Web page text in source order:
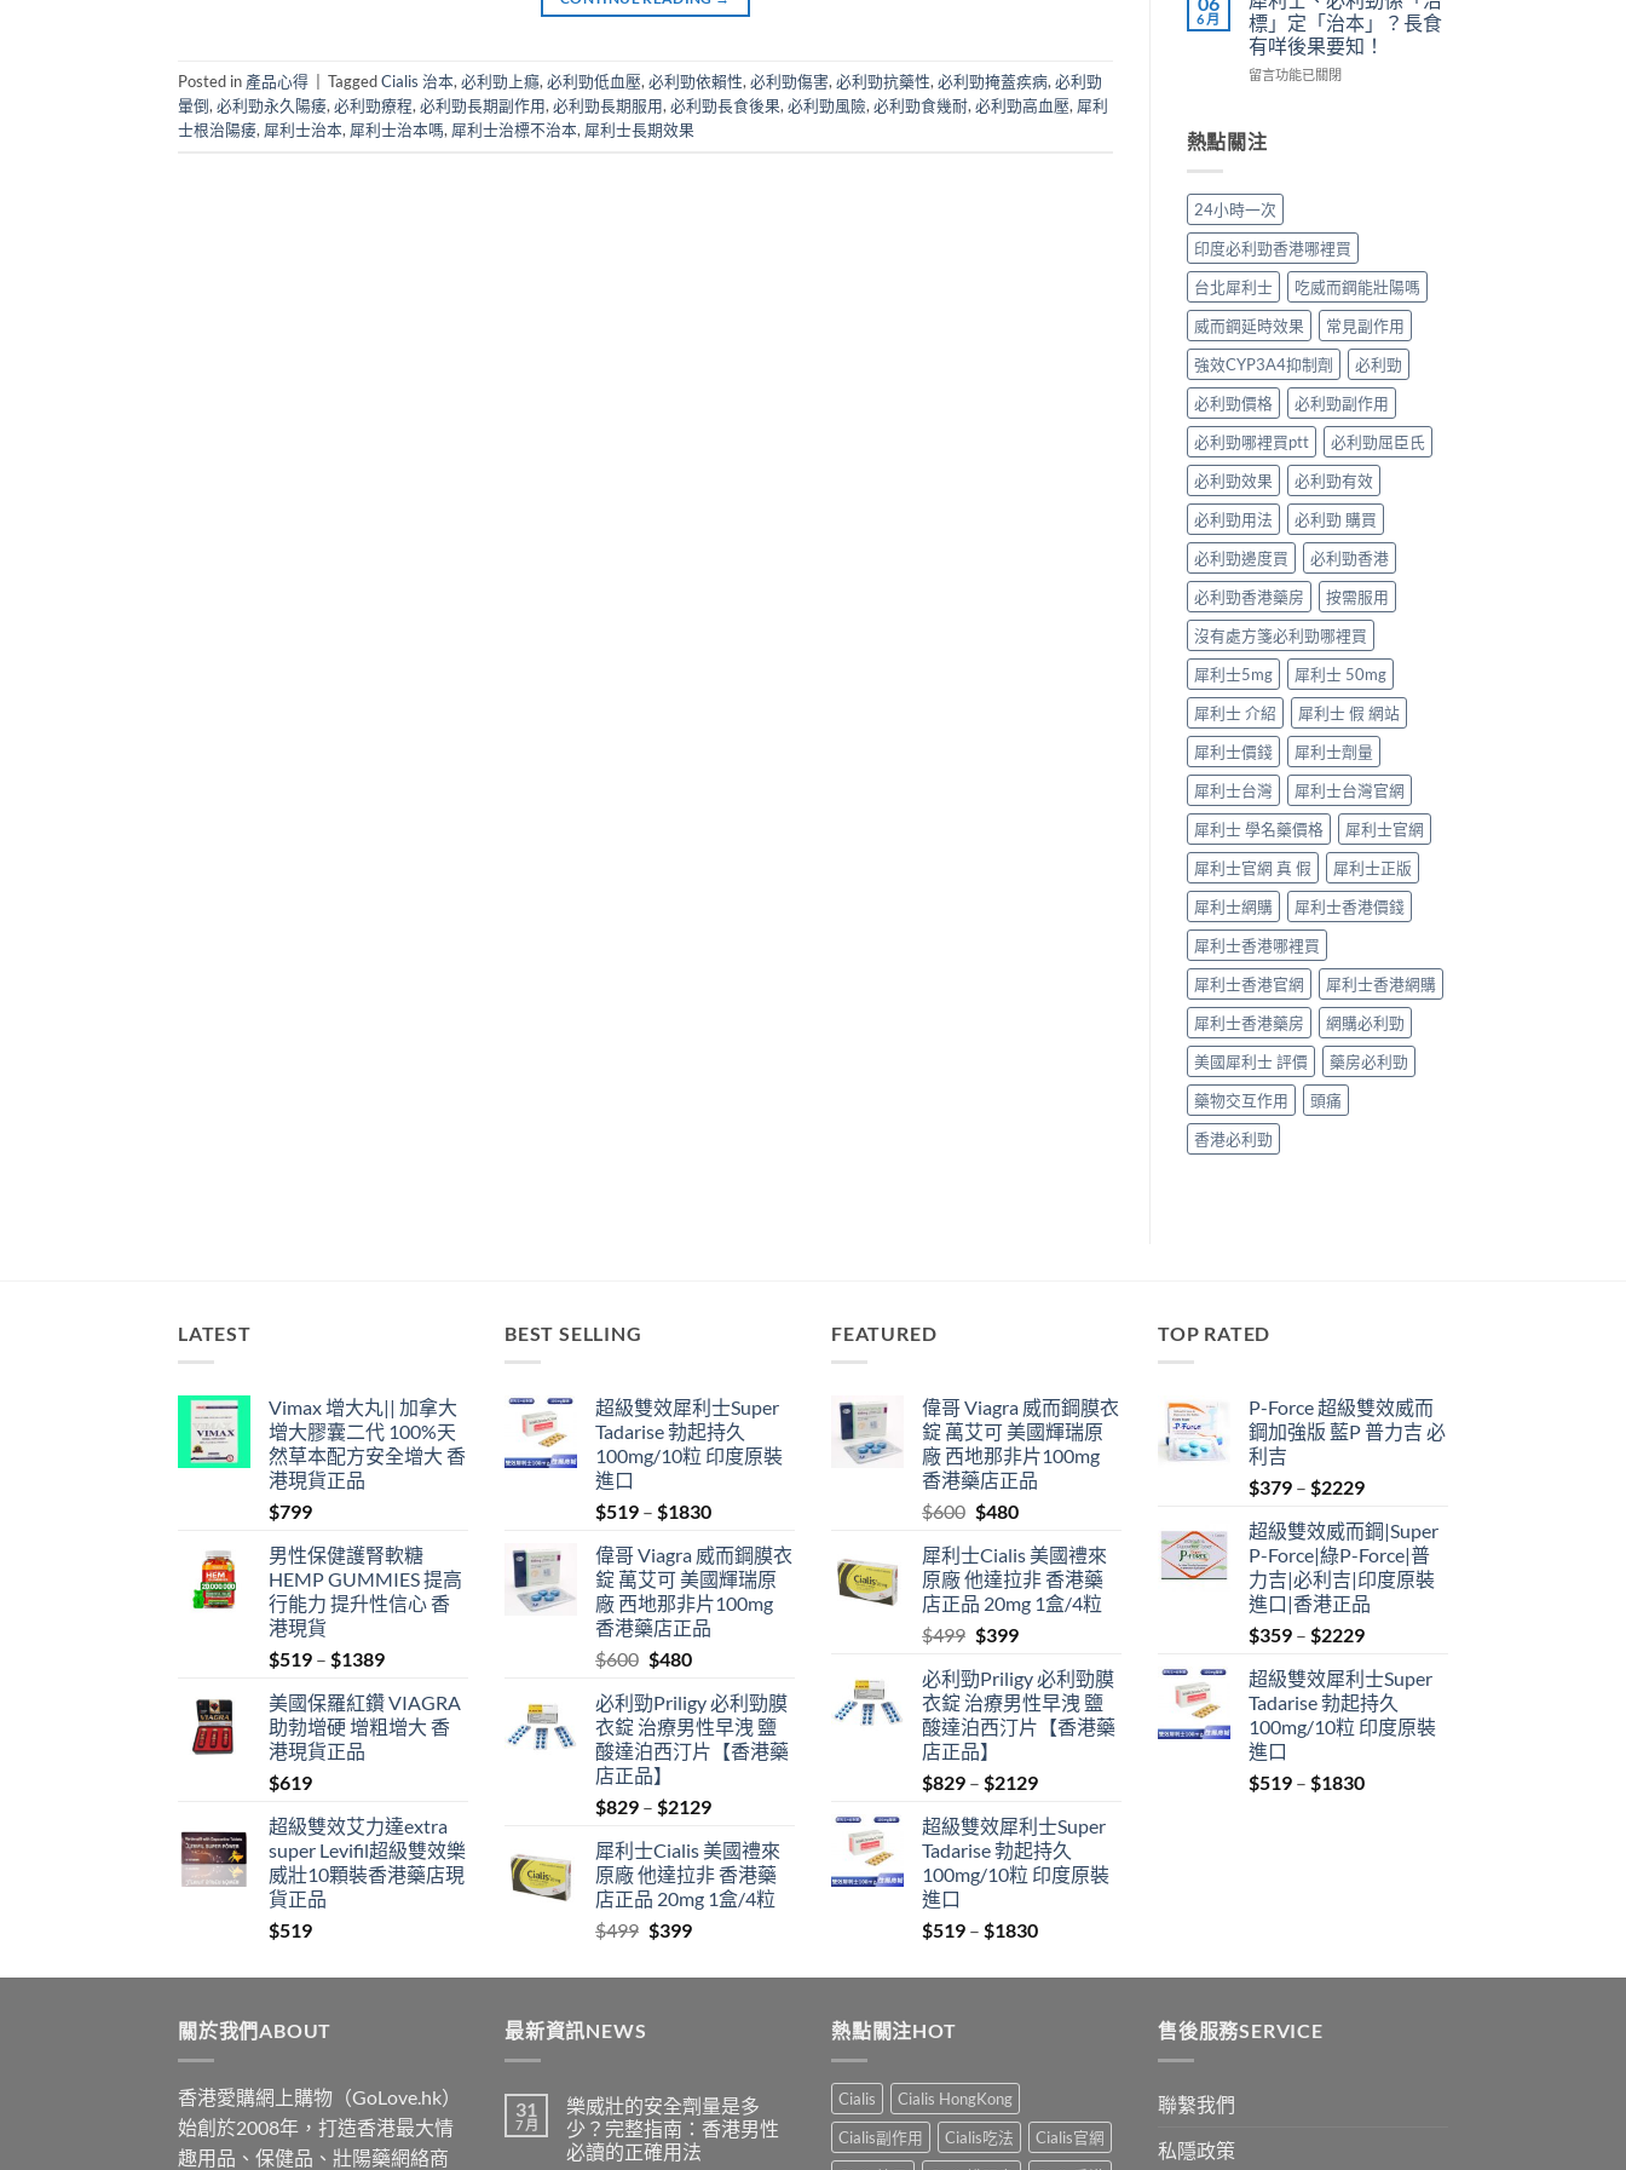
Posted in 產品心得 TaggedCialis 治本, 必利勁上癮, 必利勁低血壓, 必利勁依賴性, 必利勁傷害, 必利勁抗藥性, 必利勁掩蓋疾病, 必利勁
暈倒, 必利勁永久陽痿, 必利勁療程, 必利勁長期副作用, 必利勁長期服用, 必利勁長食後果, 必利勁風險, 必利勁食幾耐, 必利勁高血壓, 犀利
士根治陽痿, 犀利士治本, 犀利士治本嗎, 犀利士治標不治本, 犀利士長期效果
正
確
用
法〉
副
作
用
與
全
香
男
性
必
讀〉
中
長
期
比
較：
先
適
「長
管
理」？〉
中
陽
痿：
晨
勃
慰
獨
老
婆
唔
硬
——
呢
類
ED
唔
係
「壞
咗」，
係
心
因
型〉
中
6 月
標」定「治本」？長食
有咩後果要知！
在
士、
必
勁
「治
標」
定
「治
本」？
長
食
有
咩
後
果
要
知！〉
中
留言功能已關閉
熱點關注
24小時一次
印度必利勁香港哪裡買
台北犀利士
吃威而鋼能壯陽嗎
威而鋼延時效果
常見副作用
強效CYP3A4抑制劑
必利勁
必利勁價格
必利勁副作用
必利勁哪裡買ptt
必利勁屈臣氏
必利勁效果
必利勁有效
必利勁用法
必利勁 購買
必利勁邊度買
必利勁香港
必利勁香港藥房
按需服用
沒有處方箋必利勁哪裡買
犀利士5mg
犀利士 50mg
犀利士 介紹
犀利士 假 網站
犀利士價錢
犀利士劑量
犀利士台灣
犀利士台灣官網
犀利士 學名藥價格
犀利士官網
犀利士官網 真 假
犀利士正版
犀利士網購
犀利士香港價錢
犀利士香港哪裡買
犀利士香港官網
犀利士香港網購
犀利士香港藥房
網購必利勁
美國犀利士 評價
藥房必利勁
藥物交互作用
頭痛
香港必利勁
LATEST
Vimax 增大丸|| 加拿大
增大膠囊二代 100%天
然草本配方安全增大 香
港現貨正品
$799
男性保健護腎軟糖
HEMP GUMMIES 提高
行能力 提升性信心 香
港現貨
$519 – $1389Price
$519
through
美國保羅紅鑽 VIAGRA
助勃增硬 增粗增大 香
港現貨正品
$619
超級雙效艾力達extra
super Levifil超級雙效樂
威壯10顆裝香港藥店現
貨正品
$519
BEST SELLING
超級雙效犀利士Super
Tadarise 勃起持久
100mg/10粒 印度原裝
進口
$519 – $1830Price
$519
through
$1830
偉哥 Viagra 威而鋼膜衣
錠 萬艾可 美國輝瑞原
廠 西地那非片100mg
香港藥店正品
$600 Original
was:
$600.
$480Current
is:
$480.
必利勁Priligy 必利勁膜
衣錠 治療男性早洩 鹽
酸達泊西汀片【香港藥
店正品】
$829 – $2129Price
$829
through
$2129
犀利士Cialis 美國禮來
原廠 他達拉非 香港藥
店正品 20mg 1盒/4粒
$499 Original
was:
$399Current
is:
FEATURED
偉哥 Viagra 威而鋼膜衣
錠 萬艾可 美國輝瑞原
廠 西地那非片100mg
香港藥店正品
$600 Original
was:
$600.
$480Current
is:
$480.
犀利士Cialis 美國禮來
原廠 他達拉非 香港藥
店正品 20mg 1盒/4粒
$499 Original
was:
$499.
$399Current
is:
$399.
必利勁Priligy 必利勁膜
衣錠 治療男性早洩 鹽
酸達泊西汀片【香港藥
店正品】
$829 – $2129Price
$829
through
$2129
超級雙效犀利士Super
Tadarise 勃起持久
100mg/10粒 印度原裝
進口
$519 – $1830Price
$519
TOP RATED
P-Force 超級雙效威而
鋼加強版 藍P 普力吉 必
利吉
$379 – $2229Price
$379
through
$2229
超級雙效威而鋼|Super
P-Force|綠P-Force|普
力吉|必利吉|印度原裝
進口|香港正品
$359 – $2229Price
$359
through
$2229
超級雙效犀利士Super
Tadarise 勃起持久
100mg/10粒 印度原裝
進口
$519 – $1830Price
關於我們ABOUT
香港愛購網上購物（GoLove.hk）
始創於2008年，打造香港最大情
趣用品、保健品、壯陽藥網絡商
最新資訊NEWS
31
7 月
樂威壯的安全劑量是多
少？完整指南：香港男性
必讀的正確用法
熱點關注HOT
Cialis
Cialis HongKong
Cialis副作用
Cialis吃法
Cialis官網
售後服務SERVICE
聯繫我們
私隱政策